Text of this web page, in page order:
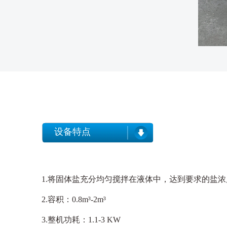
设备特点
1.将固体盐充分均匀搅拌在液体中，达到要求的盐
2.容积：0.8m³-2m³
3.整机功耗：1.1-3 KW